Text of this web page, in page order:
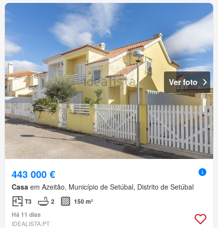
Ver foto
443 000 €
Casa em Azeitão, Município de Setúbal, Distrito de Setúbal
T3 2
150 m²
Há 11 dias
IDEALISTA.PT